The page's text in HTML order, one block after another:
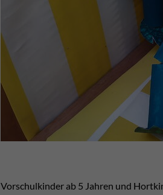
Vorschulkinder ab 5 Jahren und